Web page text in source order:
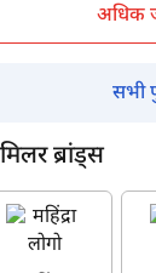
अधिक
सभी
ब्रांड्स